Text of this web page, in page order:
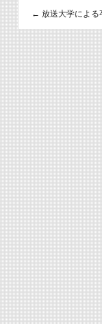
← 放送大学による